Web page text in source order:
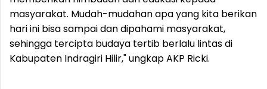
masyarakat. Mudah-mudahan apa yang kita berikan
hari ini bisa sampai dan dipahami masyarakat,
sehingga tercipta budaya tertib berlalu lintas di
Kabupaten Indragiri Hilir," ungkap AKP Ricki.